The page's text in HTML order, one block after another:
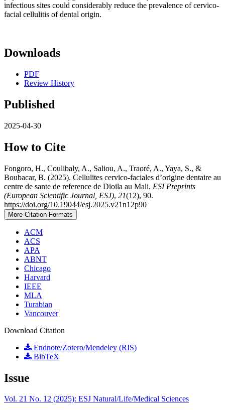
infectious sites could considerably reduce the prevalence of cervico-
facial cellulitis of dental origin.
Downloads
PDF
Review History
Published
2025-04-30
How to Cite
Fongoro, H., Coulibaly, A., Saliou, A., Traoré, A., Yaya, S., &
Boubacar, B. (2025). Cellulites cervico-faciales d’origine dentaire au
centre de sante de reference de Dioila au Mali. ESI Preprints
(European Scientific Journal, ESJ), 21(12), 90.
https://doi.org/10.19044/esj.2025.v21n12p90
More Citation Formats
ACM
ACS
APA
ABNT
Chicago
Harvard
IEEE
MLA
Turabian
Vancouver
Download Citation
Endnote/Zotero/Mendeley (RIS)
BibTeX
Issue
Vol. 21 No. 12 (2025): ESJ Natural/Life/Medical Sciences